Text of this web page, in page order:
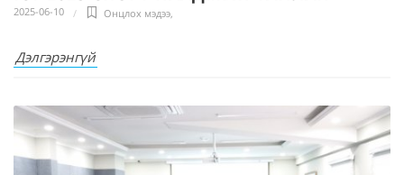
2025-06-10 Онцлох мэдээ,
Дэлгэрэнгүй